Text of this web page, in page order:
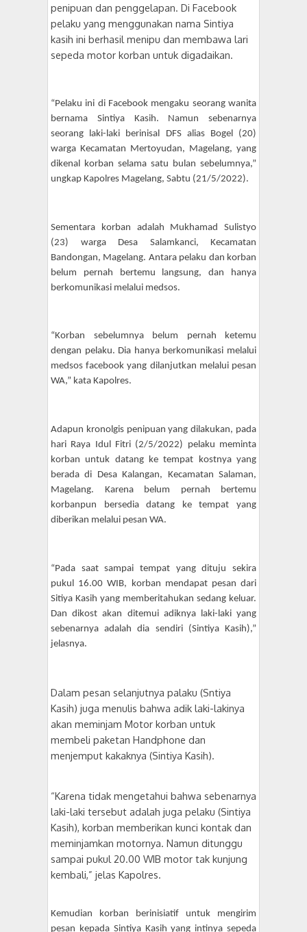
penipuan dan penggelapan. Di Facebook
pelaku yang menggunakan nama Sintiya
kasih ini berhasil menipu dan membawa lari
sepeda motor korban untuk digadaikan.
“Pelaku ini di Facebook mengaku seorang wanita
bernama Sintiya Kasih. Namun sebenarnya
seorang laki-laki berinisal DFS alias Bogel (20)
warga Kecamatan Mertoyudan, Magelang, yang
dikenal korban selama satu bulan sebelumnya,”
ungkap Kapolres Magelang, Sabtu (21/5/2022).
Sementara korban adalah Mukhamad Sulistyo
(23) warga Desa Salamkanci, Kecamatan
Bandongan, Magelang. Antara pelaku dan korban
belum pernah bertemu langsung, dan hanya
berkomunikasi melalui medsos.
“Korban sebelumnya belum pernah ketemu
dengan pelaku. Dia hanya berkomunikasi melalui
medsos facebook yang dilanjutkan melalui pesan
WA,” kata Kapolres.
Adapun kronolgis penipuan yang dilakukan, pada
hari Raya Idul Fitri (2/5/2022) pelaku meminta
korban untuk datang ke tempat kostnya yang
berada di Desa Kalangan, Kecamatan Salaman,
Magelang. Karena belum pernah bertemu
korbanpun bersedia datang ke tempat yang
diberikan melalui pesan WA.
“Pada saat sampai tempat yang dituju sekira
pukul 16.00 WIB, korban mendapat pesan dari
Sitiya Kasih yang memberitahukan sedang keluar.
Dan dikost akan ditemui adiknya laki-laki yang
sebenarnya adalah dia sendiri (Sintiya Kasih),”
jelasnya.
Dalam pesan selanjutnya palaku (Sntiya
Kasih) juga menulis bahwa adik laki-lakinya
akan meminjam Motor korban untuk
membeli paketan Handphone dan
menjemput kakaknya (Sintiya Kasih).
“Karena tidak mengetahui bahwa sebenarnya
laki-laki tersebut adalah juga pelaku (Sintiya
Kasih), korban memberikan kunci kontak dan
meminjamkan motornya. Namun ditunggu
sampai pukul 20.00 WIB motor tak kunjung
kembali,” jelas Kapolres.
Kemudian korban berinisiatif untuk mengirim
pesan kepada Sintiya Kasih yang intinya sepeda